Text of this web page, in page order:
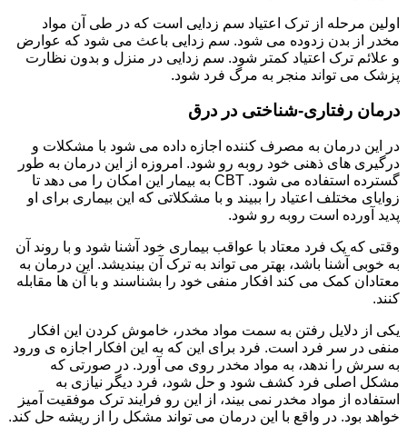
اولین مرحله از ترک اعتیاد سم زدایی است که در طی آن مواد
مخدر از بدن زدوده می شود. سم زدایی باعث می شود که عوارض
و علائم ترک اعتیاد کمتر شود. سم زدایی در منزل و بدون نظارت
پزشک می تواند منجر به مرگ فرد شود.
درمان رفتاری-شناختی در درق
در این درمان به مصرف کننده اجازه داده می شود با مشکلات و
درگیری های ذهنی خود روبه رو شود. امروزه از این درمان به طور
گسترده استفاده می شود. CBT به بیمار این امکان را می دهد تا
زوایای مختلف اعتیاد را ببیند و با مشکلاتی که این بیماری برای او
پدید آورده است روبه رو شود.
وقتی که یک فرد معتاد با عواقب بیماری خود آشنا شود و با روند آن
به خوبی آشنا باشد، بهتر می تواند به ترک آن بیندیشد. این درمان به
معتادان کمک می کند افکار منفی خود را بشناسند و با آن ها مقابله
کنند.
یکی از دلایل رفتن به سمت مواد مخدر، خاموش کردن این افکار
منفی در سر فرد است. فرد برای این که به این افکار اجازه ی ورود
به سرش را ندهد، به مواد مخدر روی می آورد. در صورتی که
مشکل اصلی فرد کشف شود و حل شود، فرد دیگر نیازی به
استفاده از مواد مخدر نمی بیند، از این رو فرایند ترک موفقیت آمیز
خواهد بود. در واقع با این درمان می تواند مشکل را از ریشه حل کند.